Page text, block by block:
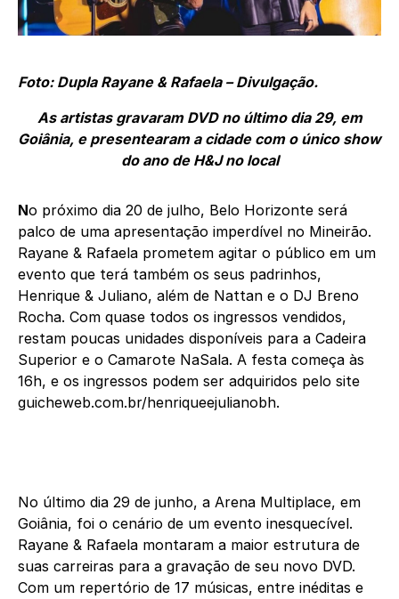
Foto: Dupla Rayane & Rafaela –Divulgação.
As artistas gravaram DVD no último dia 29, em
Goiânia, e presentearam a cidade com o único show
do ano de H&J no local
No próximo dia 20 de julho, Belo Horizonte será
palco de uma apresentação imperdível no Mineirão.
Rayane & Rafaela prometem agitar o público em um
evento que terá também os seus padrinhos,
Henrique & Juliano, além de Nattan e o DJ Breno
Rocha. Com quase todos os ingressos vendidos,
restam poucas unidades disponíveis para a Cadeira
Superior e o Camarote NaSala. A festa começa às
16h, e os ingressos podem ser adquiridos pelo site
guicheweb.com.br/henriqueejulianobh.
No último dia 29 de junho, a Arena Multiplace, em
Goiânia, foi o cenário de um evento inesquecível.
Rayane & Rafaela montaram a maior estrutura de
suas carreiras para a gravação de seu novo DVD.
Com um repertório de 17 músicas, entre inéditas e